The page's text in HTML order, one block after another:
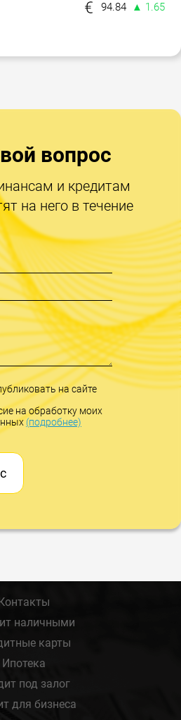
94.84
▲ 1.65
вопрос
и кредитам
на него в течение
на сайте
на обработку моих
(подробнее)
наличными
карты
Ипотека
под залог
для бизнеса